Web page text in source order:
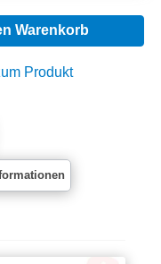
Warenkorb
Produkt